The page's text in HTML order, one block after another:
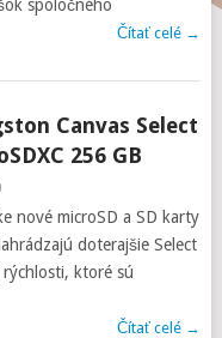
spoločného
Čítať celé →
Canvas Select
256 GB
nové microSD a SD karty
doterajšie Select
ktoré sú
Čítať celé →